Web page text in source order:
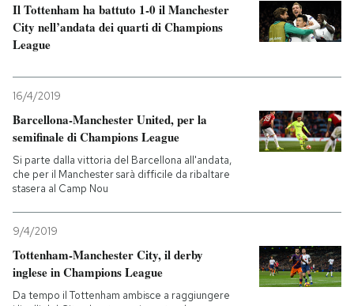
Il Tottenham ha battuto 1-0 il Manchester
City nell’andata dei quarti di Champions
League
16/4/2019
Barcellona-Manchester United, per la
semifinale di Champions League
Si parte dalla vittoria del Barcellona all'andata,
che per il Manchester sarà difficile da ribaltare
stasera al Camp Nou
9/4/2019
Tottenham-Manchester City, il derby
inglese in Champions League
Da tempo il Tottenham ambisce a raggiungere